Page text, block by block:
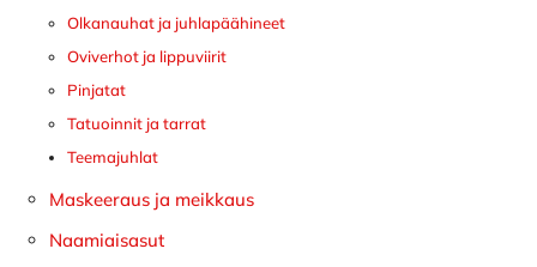
Olkanauhat ja juhlapäähineet
Oviverhot ja lippuviirit
Pinjatat
Tatuoinnit ja tarrat
Teemajuhlat
Maskeeraus ja meikkaus
Naamiaisasut